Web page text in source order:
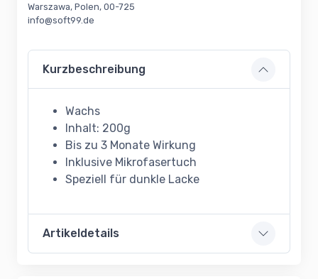
Warszawa, Polen, 00-725
info@soft99.de
Kurzbeschreibung
Wachs
Inhalt: 200g
Bis zu 3 Monate Wirkung
Inklusive Mikrofasertuch
Speziell für dunkle Lacke
Artikeldetails